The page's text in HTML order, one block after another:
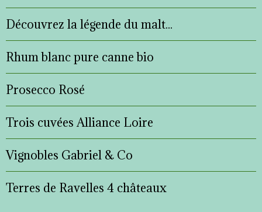
Découvrez la légende du malt...
Rhum blanc pure canne bio
Prosecco Rosé
Trois cuvées Alliance Loire
Vignobles Gabriel & Co
Terres de Ravelles 4 châteaux